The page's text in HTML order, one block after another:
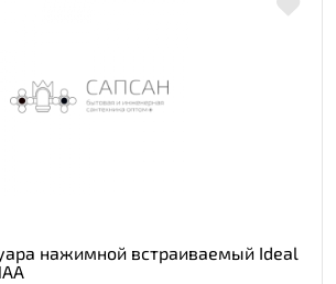
нажимной встраиваемый Ideal